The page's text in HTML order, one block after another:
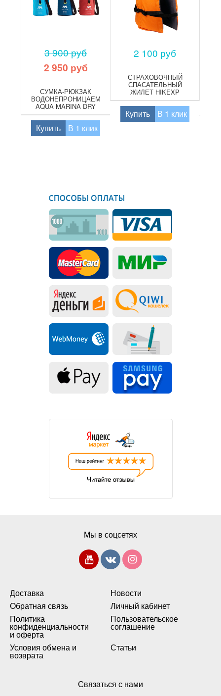
3 900 руб
2 950 руб
СУМКА-РЮКЗАК
ВОДОНЕПРОНИЦАЕМАЯ
AQUA MARINA DRY
BAG 40 L
Купить В 1 клик
2 100 руб
СТРАХОВОЧНЫЙ
СПАСАТЕЛЬНЫЙ
ЖИЛЕТ HIKEXP
LIGHT
Купить В 1 клик
Доставка
Новости
Обратная связь
Личный кабинет
Политика
конфиденциальности
и оферта
Пользовательское
соглашение
Условия обмена и
возврата
Статьи
Мы в соцсетях
Связаться с нами